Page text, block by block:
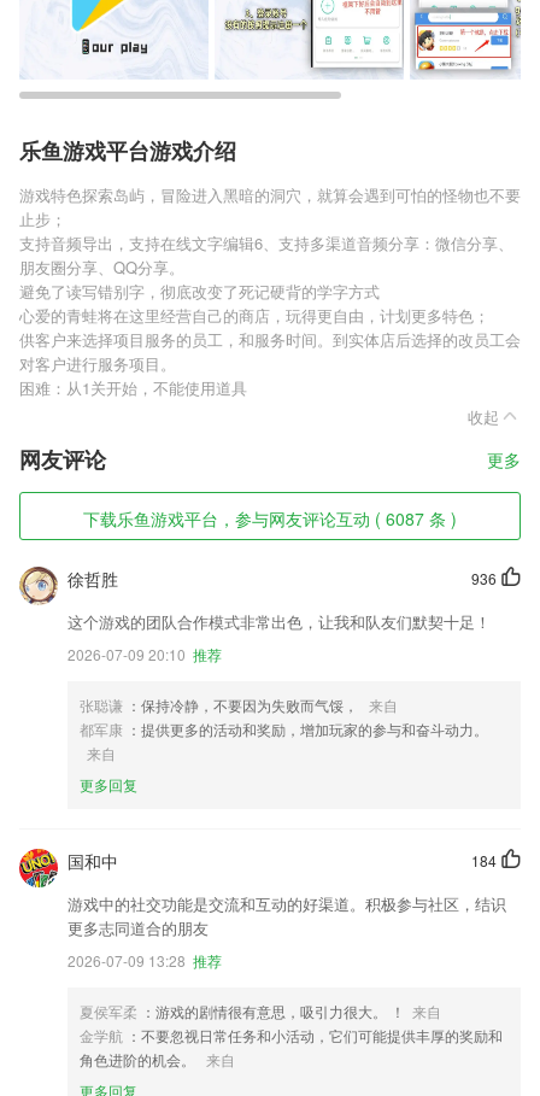
乐鱼游戏平台游戏介绍
游戏特色探索岛屿，冒险进入黑暗的洞穴，就算会遇到可怕的怪物也不要
止步；
支持音频导出，支持在线文字编辑6、支持多渠道音频分享：微信分享、
朋友圈分享、QQ分享。
避免了读写错别字，彻底改变了死记硬背的学字方式
心爱的青蛙将在这里经营自己的商店，玩得更自由，计划更多特色；
供客户来选择项目服务的员工，和服务时间。到实体店后选择的改员工会
对客户进行服务项目。
困难：从1关开始，不能使用道具
收起
网友评论 更多
下载乐鱼游戏平台，参与网友评论互动 ( 6087 条 )
936
徐哲胜
这个游戏的团队合作模式非常出色，让我和队友们默契十足！
2026-07-09 20:10 推荐
张聪谦 ：保持冷静，不要因为失败而气馁，
来自
都军康 ：提供更多的活动和奖励，增加玩家的参与和奋斗动力。
来自
更多回复
184
国和中
游戏中的社交功能是交流和互动的好渠道。积极参与社区，结识
更多志同道合的朋友
2026-07-09 13:28 推荐
夏侯军柔 ：游戏的剧情很有意思，吸引力很大。 ！
来自
金学航 ：不要忽视日常任务和小活动，它们可能提供丰厚的奖励和
角色进阶的机会。
来自
更多回复